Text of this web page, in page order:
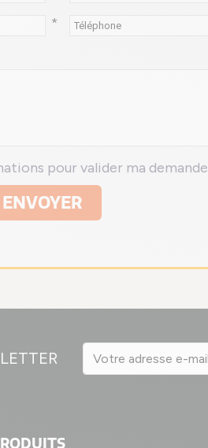
*
pour valider ma demande
ENVOYER